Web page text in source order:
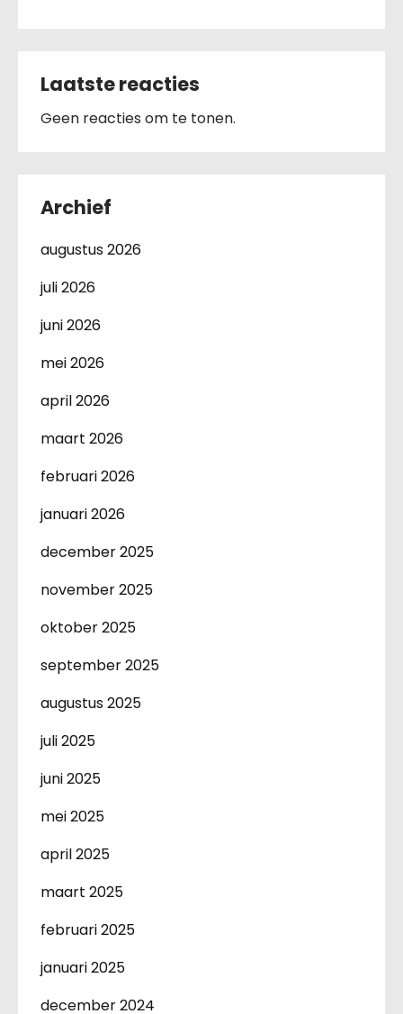
Laatste reacties
Geen reacties om te tonen.
Archief
augustus 2026
juli 2026
juni 2026
mei 2026
april 2026
maart 2026
februari 2026
januari 2026
december 2025
november 2025
oktober 2025
september 2025
augustus 2025
juli 2025
juni 2025
mei 2025
april 2025
maart 2025
februari 2025
januari 2025
december 2024